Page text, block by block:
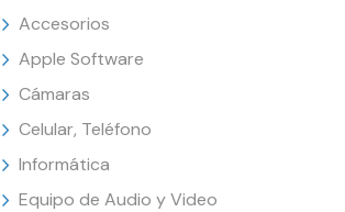
Accesorios
Apple Software
Cámaras
Celular, Teléfono
Informática
Equipo de Audio y Video